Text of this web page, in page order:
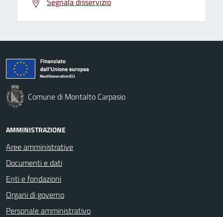
Comune di Montalto Carpasio
AMMINISTRAZIONE
Aree amministrative
Documenti e dati
Enti e fondazioni
Organi di governo
Personale amministrativo